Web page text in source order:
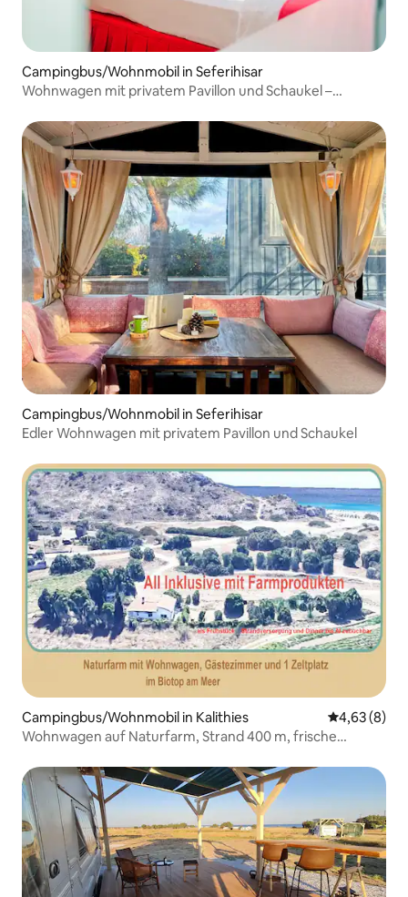
Campingbus/Wohnmobil in Seferihisar
Wohnwagen mit privatem Pavillon und Schaukel –
Campingbus/Wohnmobil in Seferihisar
Edler Wohnwagen mit privatem Pavillon und Schaukel
Campingbus/Wohnmobil in Kalithies
4,63 (8)
Wohnwagen auf Naturfarm, Strand 400 m, frische